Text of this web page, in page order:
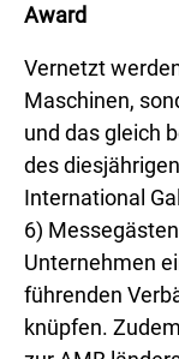
Award
Vernetzt
Maschinen,
und das gleich
des
International
6)
Unternehmen
führenden
knüpfen.